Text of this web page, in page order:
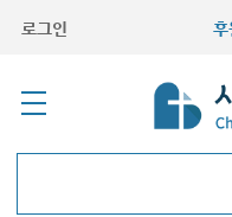
로그인 후